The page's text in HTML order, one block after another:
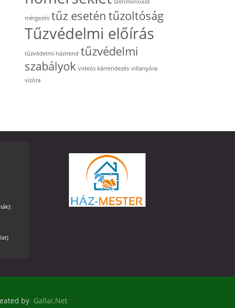
szénmonoxid
mérgezés tűz esetén tűzoltóság
Tűzvédelmi előírás
tűzvédelmi házirend tűzvédelmi
szabályok videós kárrendezés villanyóra
vízóra
by Gallai.Net